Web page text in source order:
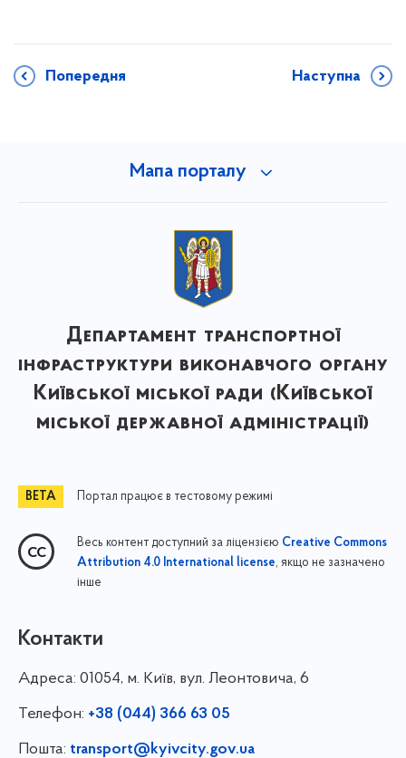
Попередня Наступна
Мапа порталу
Департамент транспортної
інфраструктури виконавчого органу
Київської міської ради (Київської
міської державної адміністрації)
Портал працює в тестовому режимі
Весь контент доступний за ліцензією Creative Commons
Attribution 4.0 International license, якщо не зазначено
інше
Контакти
Адреса: 01054, м. Київ, вул. Леонтовича, 6
Телефон: +38 (044) 366 63 05
Пошта: transport@kyivcity.gov.ua